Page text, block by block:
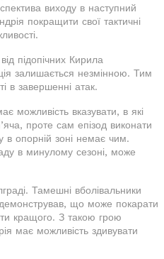
виходу в наступний
покращити свої тактичні
підопічних Кирила
залишається незмінною. Тим
в завершенні атак.
можливість вказувати, в які
проте сам епізод виконати
в опорній зоні немає чим.
в минулому сезоні, може
Тамешні вболівальники
що може покарати
кращого. З такою грою
має можливість здивувати